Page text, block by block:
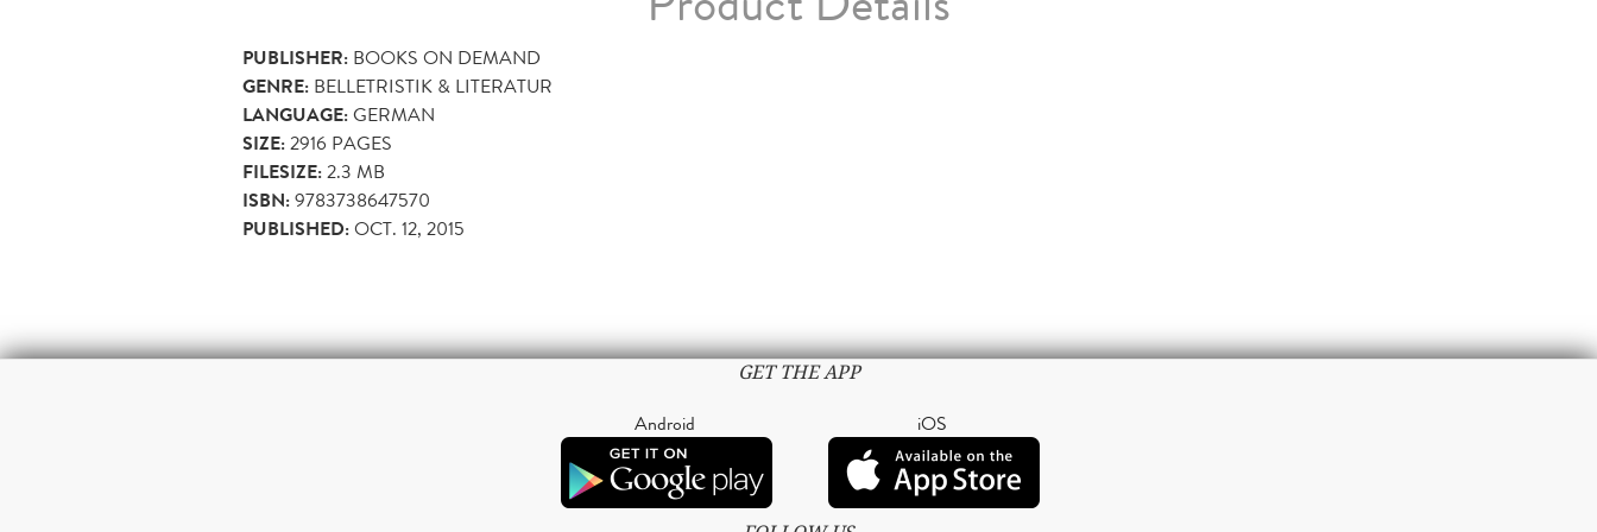
PUBLISHER: BOOKS ON DEMAND
GENRE: BELLETRISTIK & LITERATUR
LANGUAGE:GERMAN
SIZE:2916 PAGES
FILESIZE:2.3 MB
ISBN:9783738647570
PUBLISHED:OCT. 12, 2015
GET THE APP
Android iOS